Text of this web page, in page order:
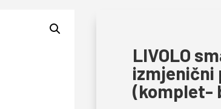
LIVOLO
izmjenični
(komplet-